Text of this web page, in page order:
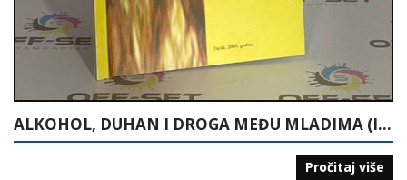
ALKOHOL, DUHAN I DROGA MEĐU MLADIMA (ISTRAŽIVANJE U ŠKOLAMA U TUZLANSKOM KANTONU)
Pročitaj više